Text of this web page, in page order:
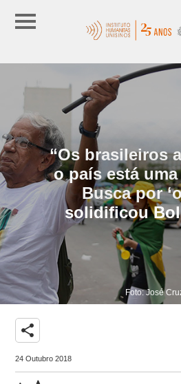
“Os brasileiros
o país está
Busca por
solidificou
Foto: José
share
24 Outubro 2018